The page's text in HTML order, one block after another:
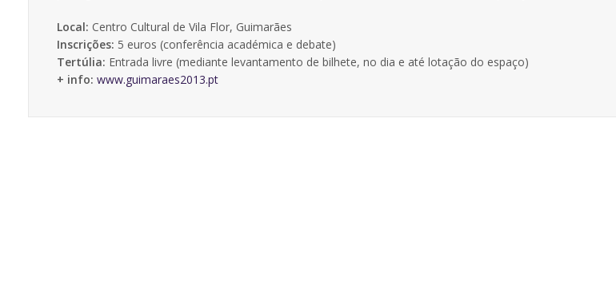
Local: Centro Cultural de Vila Flor, Guimarães
Inscrições: 5 euros (conferência académica e debate)
Tertúlia: Entrada livre (mediante levantamento de bilhete, no dia e até lotação do espaço)
+ info: www.guimaraes2013.pt